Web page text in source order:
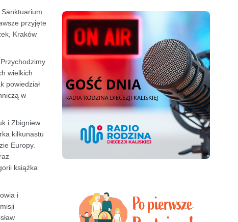
przyjęte
Kraków
wielkich
powiedział
w
i Zbigniew
kilkunastu
Europy.
książka
i